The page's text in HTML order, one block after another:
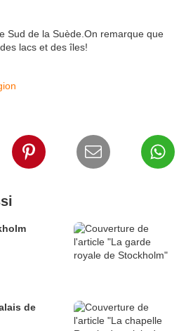
Sud de la Suède.On remarque que
lacs et des îles!
de